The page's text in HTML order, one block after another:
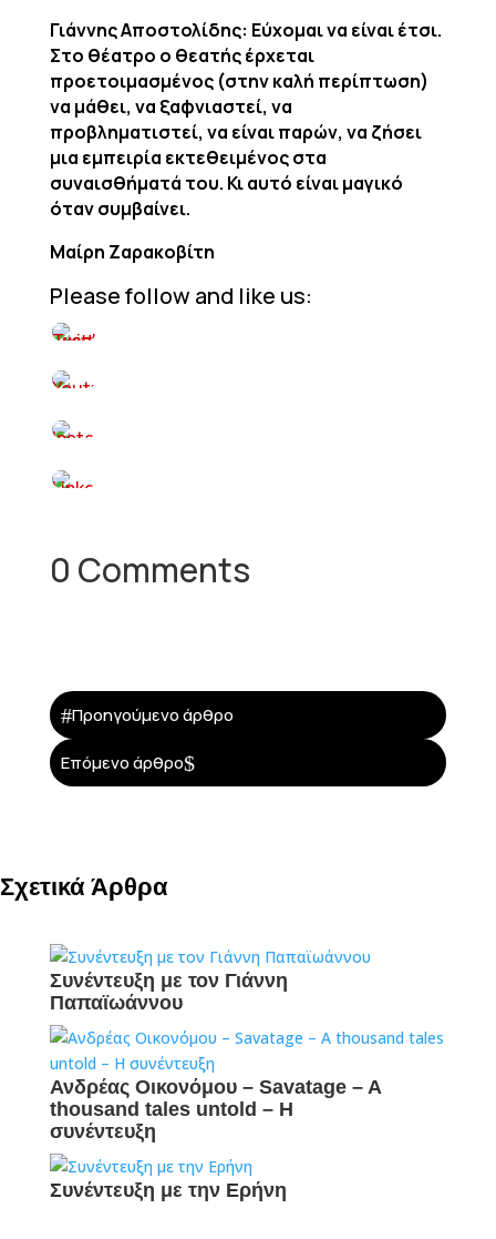
Γιάννης Αποστολίδης: Εύχομαι να είναι έτσι.
Στο θέατρο ο θεατής έρχεται
προετοιμασμένος (στην καλή περίπτωση)
να μάθει, να ξαφνιαστεί, να
προβληματιστεί, να είναι παρών, να ζήσει
μια εμπειρία εκτεθειμένος στα
συναισθήματά του. Κι αυτό είναι μαγικό
όταν συμβαίνει.
Μαίρη Ζαρακοβίτη
Please follow and like us:
0 Comments
#Προηγούμενο άρθρο
Επόμενο άρθρο$
Σχετικά Άρθρα
Συνέντευξη με τον Γιάννη
Παπαϊωάννου
Ανδρέας Οικονόμου – Savatage – A
thousand tales untold – H
συνέντευξη
Συνέντευξη με την Ερήνη